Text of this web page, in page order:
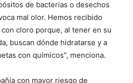
de bacterias o desechos
mal olor. Hemos recibido
cloro porque, al tener en su
buscan dónde hidratarse y a
con químicos”, menciona.
con mayor riesgo de